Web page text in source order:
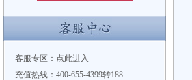
客服专区： 点此进入
充值热线：400-655-4399转188